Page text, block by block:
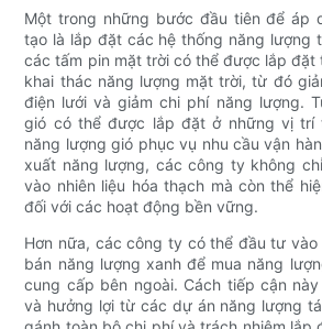
Một trong những bước đầu tiên để áp
tạo là lắp đặt các hệ thống năng lượng
các tấm pin mặt trời có thể được lắp đặt
khai thác năng lượng mặt trời, từ đó
điện lưới và giảm chi phí năng lượng.
gió có thể được lắp đặt ở những vị trí
năng lượng gió phục vụ nhu cầu vận
xuất năng lượng, các công ty không
vào nhiên liệu hóa thạch mà còn thể
đối với các hoạt động bền vững.
Hơn nữa, các công ty có thể đầu tư vào
bán năng lượng xanh để mua năng
cung cấp bên ngoài. Cách tiếp cận
và hưởng lợi từ các dự án năng lượng